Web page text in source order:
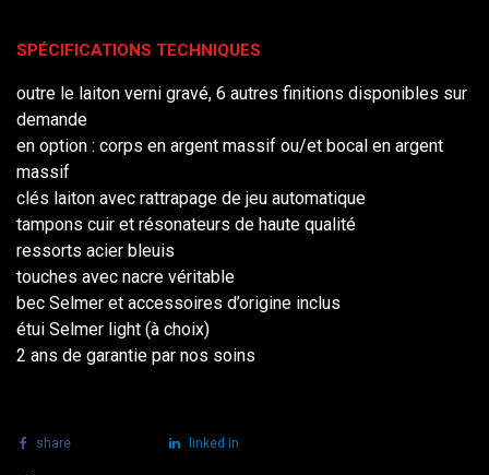
SPÉCIFICATIONS TECHNIQUES
outre le laiton verni gravé, 6 autres finitions disponibles sur
demande
en option : corps en argent massif ou/et bocal en argent
massif
clés laiton avec rattrapage de jeu automatique
tampons cuir et résonateurs de haute qualité
ressorts acier bleuis
touches avec nacre véritable
bec Selmer et accessoires d’origine inclus
étui Selmer light (à choix)
2 ans de garantie par nos soins
share linked in